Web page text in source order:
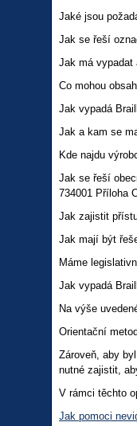
Jaké jsou
Jak se řeší
Jak má vypadat
Co mohou
Jak vypadá
Jak a kam se
Kde najdu
Jak se řeší
734001 Příloha
Jak zajistit
Jak mají být
Máme
Jak vypadá
Na výše
Orientační
Zároveň, aby
nutné zajistit,
V rámci těchto
Jak pomoci